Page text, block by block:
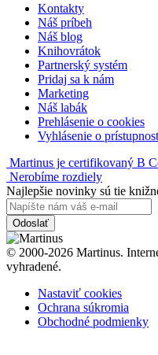
Kontakty
Náš príbeh
Náš blog
Knihovrátok
Partnerský systém
Pridaj sa k nám
Marketing
Náš labák
Prehlásenie o cookies
Vyhlásenie o
Martinus je certifikovaný B
Nerobíme rozdiely
Najlepšie novinky sú tie
Odoslať
© 2000-2026 Martinus.
vyhradené.
Nastaviť cookies
Ochrana súkromia
Obchodné podmienky